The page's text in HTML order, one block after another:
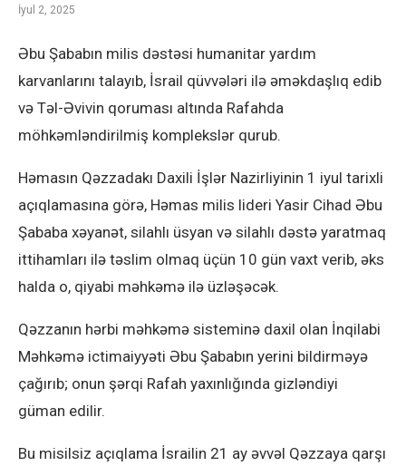
İyul 2, 2025
Əbu Şababın milis dəstəsi humanitar yardım
karvanlarını talayıb, İsrail qüvvələri ilə əməkdaşlıq edib
və Təl-Əvivin qoruması altında Rafahda
möhkəmləndirilmiş komplekslər qurub.
Həmasın Qəzzadakı Daxili İşlər Nazirliyinin 1 iyul tarixli
açıqlamasına görə, Həmas milis lideri Yasir Cihad Əbu
Şababa xəyanət, silahlı üsyan və silahlı dəstə yaratmaq
ittihamları ilə təslim olmaq üçün 10 gün vaxt verib, əks
halda o, qiyabi məhkəmə ilə üzləşəcək.
Qəzzanın hərbi məhkəmə sisteminə daxil olan İnqilabi
Məhkəmə ictimaiyyəti Əbu Şababın yerini bildirməyə
çağırıb; onun şərqi Rafah yaxınlığında gizləndiyi
güman edilir.
Bu misilsiz açıqlama İsrailin 21 ay əvvəl Qəzzaya qarşı